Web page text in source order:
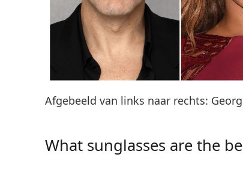
Afgebeeld van links naar rechts:
What sunglasses are the